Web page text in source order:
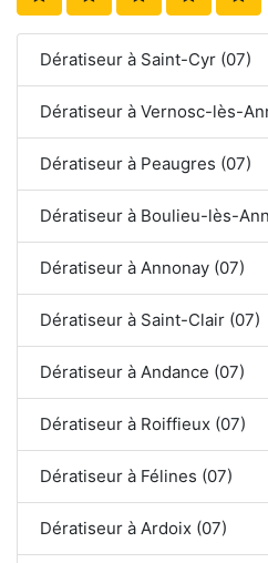
Dératiseur à Saint-Cyr (07)
Dératiseur à Vernosc-lès-
Dératiseur à Peaugres (07)
Dératiseur à Boulieu-lès-
Dératiseur à Annonay (07)
Dératiseur à Saint-Clair (07)
Dératiseur à Andance (07)
Dératiseur à Roiffieux (07)
Dératiseur à Félines (07)
Dératiseur à Ardoix (07)